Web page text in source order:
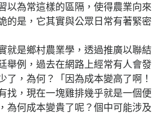
以為常這樣的區隔，使得農業向來
的是，它其實與公眾日常有著緊密
就是鄉村農業學，透過推廣以聯結
舉例，過去在網路上經常有人會發
了，為何？「因為成本變高了啊！
找，現在一塊雞排幾乎就是一個便
為何成本變貴了呢？個中可能涉及